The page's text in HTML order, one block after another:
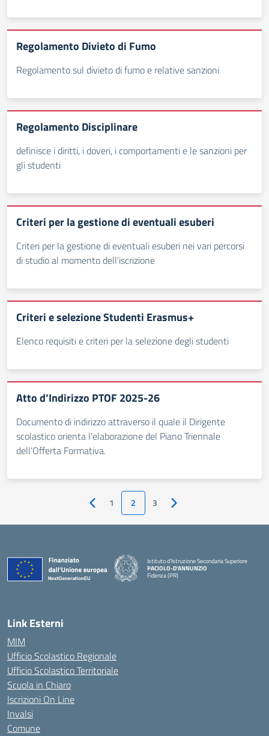
Regolamento Divieto di Fumo
Regolamento sul divieto di fumo e relative sanzioni
Regolamento Disciplinare
definisce i diritti, i doveri, i comportamenti e le sanzioni per
gli studenti
Criteri per la gestione di eventuali esuberi
Criteri per la gestione di eventuali esuberi nei vari percorsi
di studio al momento dell'iscrizione
Criteri e selezione Studenti Erasmus+
Elenco requisiti e criteri per la selezione degli studenti
Atto d’Indirizzo PTOF 2025-26
Documento di indirizzo attraverso il quale il Dirigente
scolastico orienta l’elaborazione del Piano Triennale
dell’Offerta Formativa.
Pagina precedente
1 2 3 Pagina successiva
Istituto d'Istruzione Secondaria Superiore
PACIOLO-D'ANNUNZIO
Fidenza (PR)
Link Esterni
MIM
Ufficio Scolastico Regionale
Ufficio Scolastico Territoriale
Scuola in Chiaro
Iscrizioni On Line
Invalsi
Comune